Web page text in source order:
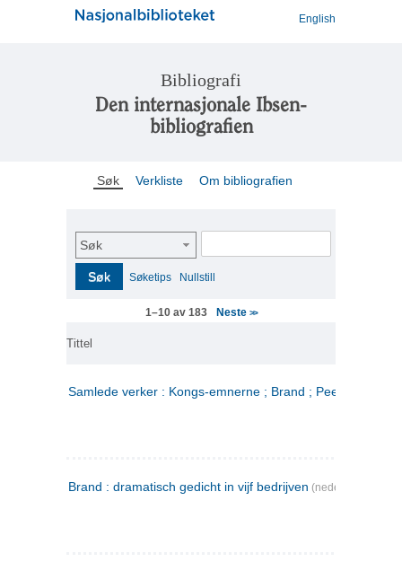
English
Bibliografi
Den internasjonale Ibsen-
bibliografien
Søk Verkliste Om bibliografien
Søk
Søk Søketips Nullstill
1–10 av 183 Neste >>
Tittel
Samlede verker : Kongs-emnerne ; Brand ; Peer Gynt. 2
Brand : dramatisch gedicht in vijf bedrijven (nederlandsk)